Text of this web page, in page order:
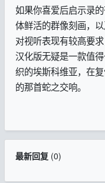
如果你喜爱后启示录
体鲜活的群像刻画，
对视听表现有较高要
汉化版无疑是一款值
织的埃斯科维亚，在
的那首蛇之交响。
最新回复(0)